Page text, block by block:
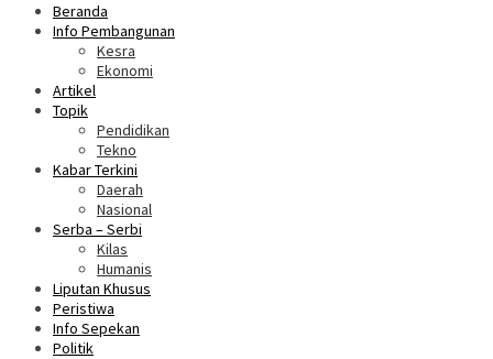
Beranda
Info Pembangunan
Kesra
Ekonomi
Artikel
Topik
Pendidikan
Tekno
Kabar Terkini
Daerah
Nasional
Serba – Serbi
Kilas
Humanis
Liputan Khusus
Peristiwa
Info Sepekan
Politik